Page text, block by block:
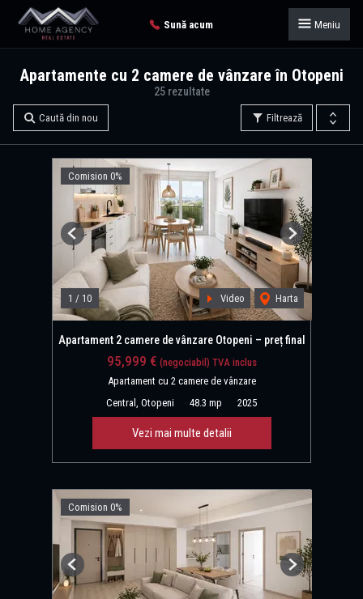
Sună acum Meniu
25 rezultate
Apartamente cu 2 camere de vânzare în Otopeni
Filtrează
Caută din nou
Comision 0%
1 / 10 Video Harta
Previous Next
Apartament 2 camere de vânzare Otopeni – preț final
95,999 € (negociabil) TVA inclus
Apartament cu 2 camere de vânzare
Central, Otopeni
48.3 mp 2025
Vezi mai multe detalii
Comision 0%
Previous Next